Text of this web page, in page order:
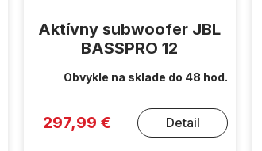
Aktívny subwoofer JBL
BASSPRO 12
Obvykle na sklade do 48 hod.
297,99 € Detail